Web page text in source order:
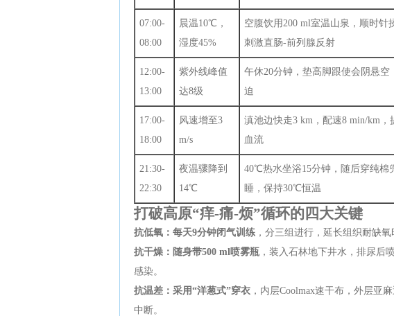
07:00-
08:00
晨温10℃，
湿度45%
空腹饮用200 ml室温山泉，顺时针
刺激直肠-前列腺反射
12:00-
13:00
紫外线峰值
达8级
午休20分钟，垫高脚跟使会阴悬空
迫
17:00-
18:00
风速增至3
m/s
滇池边快走3 km，配速8 min/km，
血流
21:30-
22:30
夜温骤降到
14℃
40℃热水坐浴15分钟，随后穿纯棉
睡，保持30℃恒温
打破高原“痒-痛-烦”循环的四大关键
抗低氧：每天9分钟闭气训练 ，分三组进行，延长组织耐缺
抗干燥：随身带500 ml喷雾瓶 ，装入石林地下井水，排尿后
感染。
抗温差：采用“洋葱式”穿衣 ，内层Coolmax速干布，外层亚
中断。